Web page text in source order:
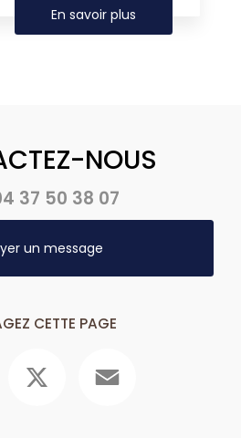
En savoir plus
NOUS
37 50 38 07
un message
CETTE PAGE